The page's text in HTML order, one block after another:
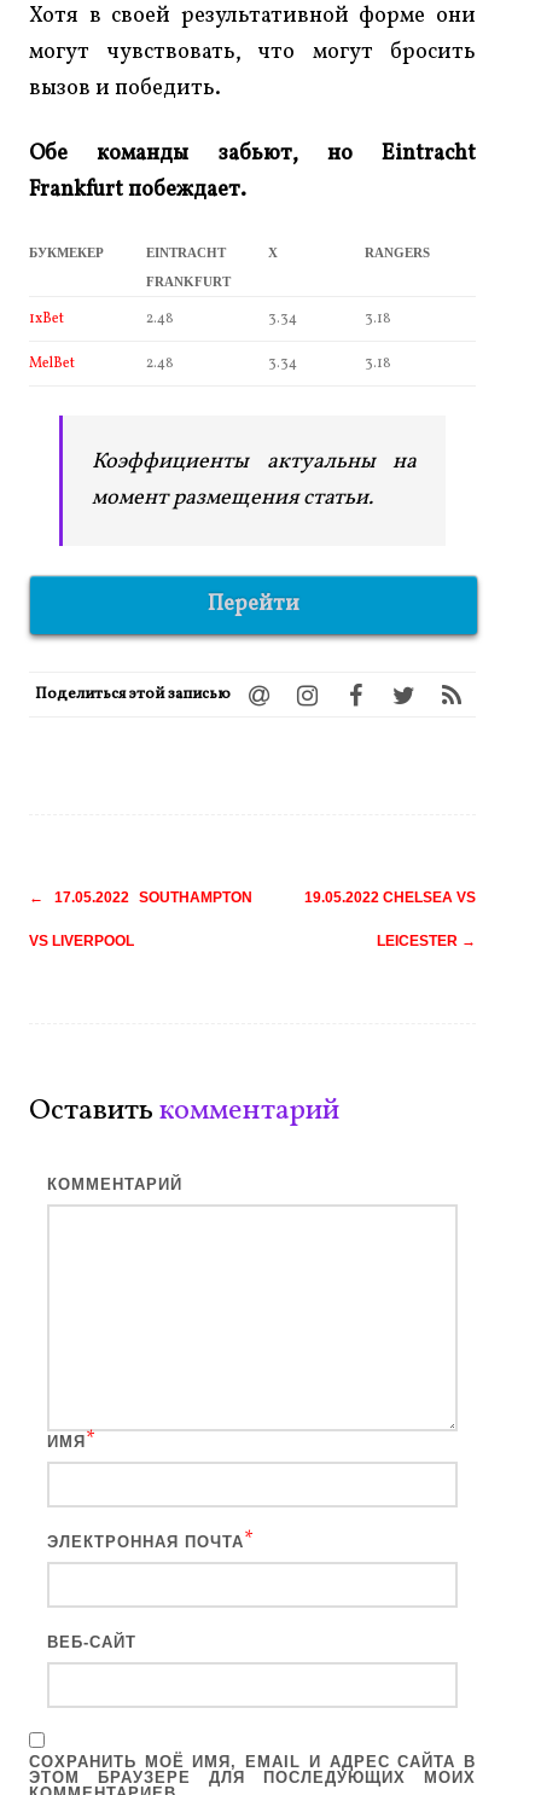
Хотя в своей результативной форме они
могут чувствовать, что могут бросить
вызов и победить.
Обе команды забьют, но Eintracht
Frankfurt побеждает.
БУКМЕКЕР
EINTRACHT
FRANKFURT
X RANGERS
1xBet 2.48 3.34 3.18
MelBet 2.48 3.34 3.18
Коэффициенты актуальны на
момент размещения статьи.
Перейти
Поделиться этой записью
Навигация
← 17.05.2022 SOUTHAMPTON
VS LIVERPOOL
19.05.2022 CHELSEA VS
LEICESTER →
Оставитькомментарий
КОММЕНТАРИЙ
ИМЯ *
ЭЛЕКТРОННАЯ ПОЧТА*
ВЕБ-САЙТ
СОХРАНИТЬ МОЁ ИМЯ, EMAIL И АДРЕС САЙТА В
ЭТОМ БРАУЗЕРЕ ДЛЯ ПОСЛЕДУЮЩИХ МОИХ